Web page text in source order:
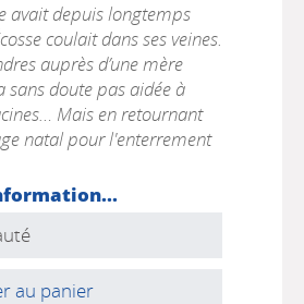
avait depuis longtemps
coulait dans ses veines.
auprès d’une mère
sans doute pas aidée à
Mais en retournant
natal pour l'enterrement
au panier